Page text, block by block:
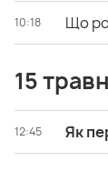
10:18 Що
15
12:45 Як